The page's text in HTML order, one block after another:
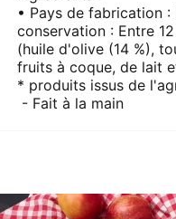
• Pays de fabrication
conservation : Entre
(huile d'olive (14 %),
fruits à coque, de lait
* produits issus de
- Fait à la main